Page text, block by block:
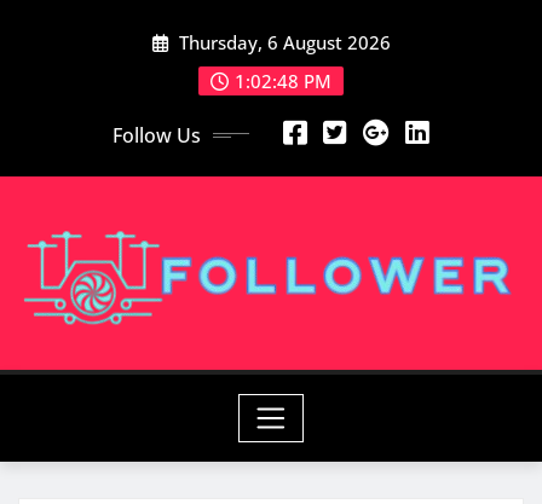
Thursday, 6 August 2026
1:02:50 PM
Follow Us